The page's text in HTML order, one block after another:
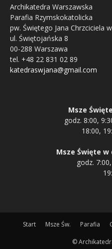
Archikatedra Warszawska
Parafia Rzymskokatolicka
pw. Świętego Jana Chrzciciela
ul. Świętojańska 8
00-288 Warszawa
tel. +48 22 831 02 89
katedraswjana@gmail.com
Msze
godz. 8:00,
18:00,
Msze Święte
godz.
Start Msze Św. Parafia
©